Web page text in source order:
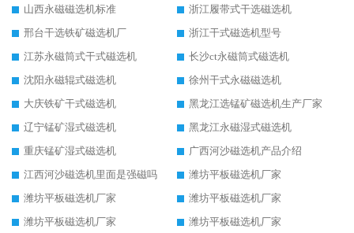
山西永磁磁选机标准
浙江履带式干选磁选机
邢台干选铁矿磁选机厂
浙江干式磁选机型号
江苏永磁筒式干式磁选机
长沙ct永磁筒式磁选机
沈阳永磁辊式磁选机
徐州干式永磁磁选机
大庆铁矿干式磁选机
黑龙江选锰矿磁选机生产厂家
辽宁锰矿湿式磁选机
黑龙江永磁湿式磁选机
重庆锰矿湿式磁选机
广西河沙磁选机产品介绍
江西河沙磁选机里面是强磁吗
潍坊平板磁选机厂家
潍坊平板磁选机厂家
潍坊平板磁选机厂家
潍坊平板磁选机厂家
潍坊平板磁选机厂家